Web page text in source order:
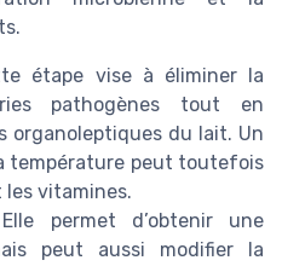
étape vise à éliminer la
pathogènes tout en
organoleptiques du lait. Un
température peut toutefois
vitamines.
permet d’obtenir une
peut aussi modifier la